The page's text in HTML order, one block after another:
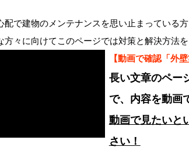
で建物のメンテナンスを思い止まっている
々に向けてこのページでは対策と解決方法を
【動画で確認「外
長い文章のペー
で、内容を動画
動画で見たいと
さい！